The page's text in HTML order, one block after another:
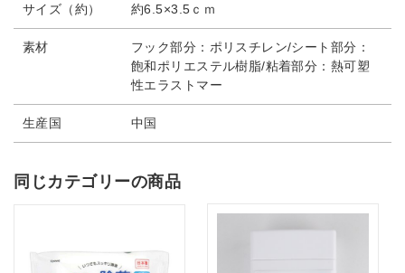
サイズ（約） 約6.5×3.5ｃｍ
素材
フック部分：ポリスチレン/シート部分：
飽和ポリエステル樹脂/粘着部分：熱可塑
性エラストマー
生産国 中国
同じカテゴリーの商品